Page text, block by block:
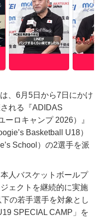
、6月5日から7日にかけ
れる『ADIDAS
ーロキャンプ 2026）』
Basketball U18）
School）の2選手を派
人バスケットボールプ
ェクトを継続的に実施
の若手選手を対象とし
SPECIAL CAMP」を